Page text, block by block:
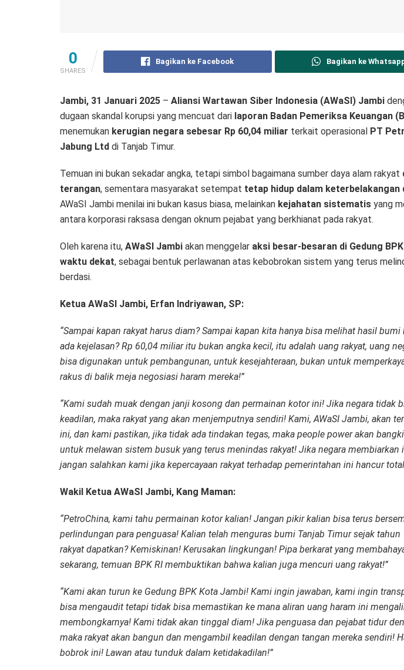
0
SHARES
Bagikan ke Facebook Bagikan ke
Jambi, 31 Januari 2025 – Aliansi Wartawan Siber Indonesia (AWaSI) Jambi
dugaan skandal korupsi yang mencuat dari laporan Badan Pemeriksa Keuangan
menemukan kerugian negara sebesar Rp 60,04 miliar terkait operasional PT
Jabung Ltd di Tanjab Timur.
Temuan ini bukan sekadar angka, tetapi simbol bagaimana sumber daya alam rakyat
terangan, sementara masyarakat setempat tetap hidup dalam keterbelakangan
AWaSI Jambi menilai ini bukan kasus biasa, melainkan kejahatan sistematis yang
antara korporasi raksasa dengan oknum pejabat yang berkhianat pada rakyat.
Oleh karena itu, AWaSI Jambi akan menggelar aksi besar-besaran di Gedung
waktu dekat, sebagai bentuk perlawanan atas kebobrokan sistem yang terus
berdasi.
Ketua AWaSI Jambi, Erfan Indriyawan, SP:
“Sampai kapan rakyat harus diam? Sampai kapan kita hanya bisa melihat hasil
ada kejelasan? Rp 60,04 miliar itu bukan angka kecil, itu adalah uang rakyat, uang
bisa digunakan untuk pembangunan, untuk kesejahteraan, bukan untuk
rakus di balik meja negosiasi haram mereka!”
“Kami sudah muak dengan janji kosong dan permainan kotor ini! Jika negara tidak
keadilan, maka rakyat yang akan menjemputnya sendiri! Kami, AWaSI Jambi, akan
ini, dan kami pastikan, jika tidak ada tindakan tegas, maka people power akan
untuk melawan sistem busuk yang terus menindas rakyat! Jika negara membiarkan
jangan salahkan kami jika kepercayaan rakyat terhadap pemerintahan ini hancur
Wakil Ketua AWaSI Jambi, Kang Maman:
“PetroChina, kami tahu permainan kotor kalian! Jangan pikir kalian bisa terus
perlindungan para penguasa! Kalian telah menguras bumi Tanjab Timur sejak tahun
rakyat dapatkan? Kemiskinan! Kerusakan lingkungan! Pipa berkarat yang
sekarang, temuan BPK RI membuktikan bahwa kalian juga mencuri uang rakyat!”
“Kami akan turun ke Gedung BPK Kota Jambi! Kami ingin jawaban, kami ingin
bisa mengaudit tetapi tidak bisa memastikan ke mana aliran uang haram ini
membongkarnya! Kami tidak akan tinggal diam! Jika penguasa dan pejabat tidur
maka rakyat akan bangun dan mengambil keadilan dengan tangan mereka sendiri!
bobrok ini! Lawan atau tunduk dalam ketidakadilan!”